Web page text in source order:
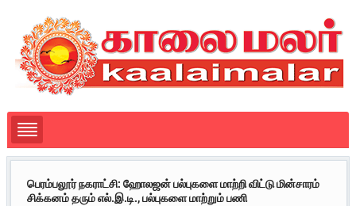
பெரம்பலூர் நகராட்சி: ஹோலஜன் பல்புகளை மாற்றி விட்டு மின்சாரம்
சிக்கனம் தரும் எல்.இ.டி., பல்புகளை மாற்றும் பணி